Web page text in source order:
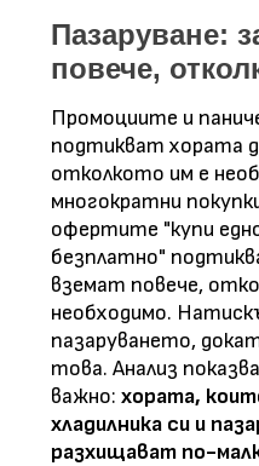
Пазаруване:
повече,
Промоциите и
подтикват хората
отколкото им е
многократни
офертите "купи
безплатно"
вземат повече,
необходимо.
пазаруването,
това. Анализ
важно: хората,
хладилника си и
разхищават по-